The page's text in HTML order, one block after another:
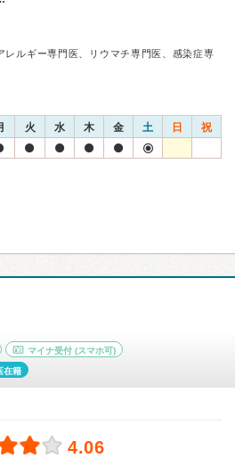
レルギー専門医、リウマチ専門医、感染症専
火 水 木 金 土 日 祝
マイナ受付 (スマホ可)
在籍
4.06